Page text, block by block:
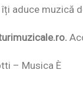
îți aduce muzică
– Musica È